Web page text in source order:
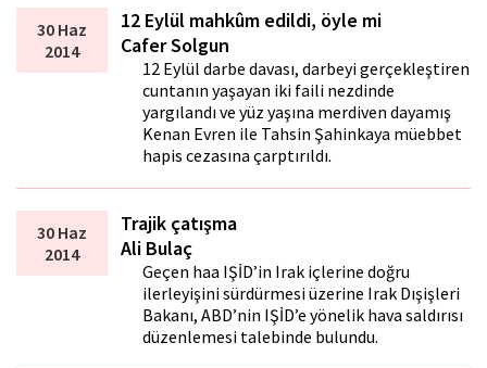
30 Haz
2014
12 Eylül mahkûm edildi, öyle mi
Cafer Solgun
12 Eylül darbe davası, darbeyi gerçekleştiren
cuntanın yaşayan iki faili nezdinde
yargılandı ve yüz yaşına merdiven dayamış
Kenan Evren ile Tahsin Şahinkaya müebbet
hapis cezasına çarptırıldı.
30 Haz
2014
Trajik çatışma
Ali Bulaç
Geçen hafta IŞİD’in Irak içlerine doğru
ilerleyişini sürdürmesi üzerine Irak Dışişleri
Bakanı, ABD’nin IŞİD’e yönelik hava saldırısı
düzenlemesi talebinde bulundu.